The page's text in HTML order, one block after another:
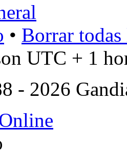
• Borrar
UTC + 1
- 2026